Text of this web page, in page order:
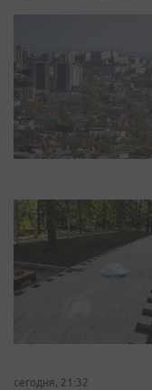
сегодня, 21:32